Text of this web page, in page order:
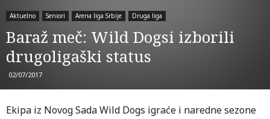
Aktuelno Seniori Arena liga Srbije Druga liga
Baraž meč: Wild Dogsi izborili
drugoligaški status
02/07/2017
Ekipa iz Novog Sada Wild Dogs igraće i naredne sezone